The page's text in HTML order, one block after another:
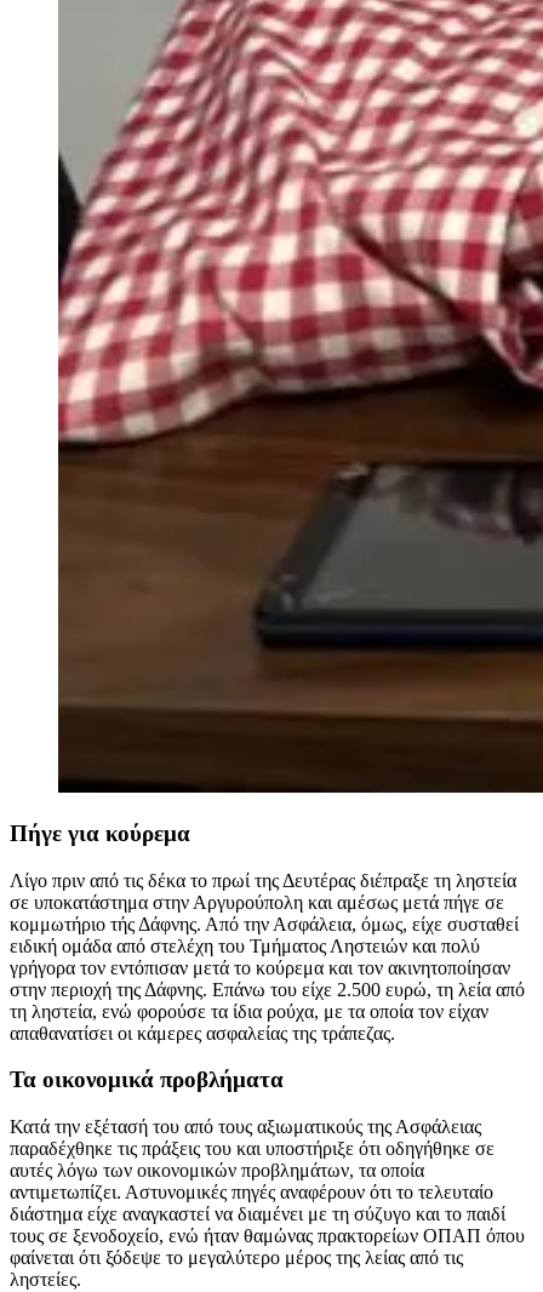
Πήγε για κούρεμα
Λίγο πριν από τις δέκα το πρωί της Δευτέρας διέπραξε τη ληστεία
σε υποκατάστημα στην Αργυρούπολη και αμέσως μετά πήγε σε
κομμωτήριο τής Δάφνης. Από την Ασφάλεια, όμως, είχε συσταθεί
ειδική ομάδα από στελέχη του Τμήματος Ληστειών και πολύ
γρήγορα τον εντόπισαν μετά το κούρεμα και τον ακινητοποίησαν
στην περιοχή της Δάφνης. Επάνω του είχε 2.500 ευρώ, τη λεία από
τη ληστεία, ενώ φορούσε τα ίδια ρούχα, με τα οποία τον είχαν
απαθανατίσει οι κάμερες ασφαλείας της τράπεζας.
Τα οικονομικά προβλήματα
Κατά την εξέτασή του από τους αξιωματικούς της Ασφάλειας
παραδέχθηκε τις πράξεις του και υποστήριξε ότι οδηγήθηκε σε
αυτές λόγω των οικονομικών προβλημάτων, τα οποία
αντιμετωπίζει. Αστυνομικές πηγές αναφέρουν ότι το τελευταίο
διάστημα είχε αναγκαστεί να διαμένει με τη σύζυγο και το παιδί
τους σε ξενοδοχείο, ενώ ήταν θαμώνας πρακτορείων ΟΠΑΠ όπου
φαίνεται ότι ξόδεψε το μεγαλύτερο μέρος της λείας από τις
ληστείες.